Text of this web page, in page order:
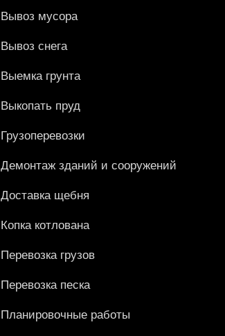
Вывоз мусора
Вывоз снега
Выемка грунта
Выкопать пруд
Грузоперевозки
Демонтаж зданий и сооружений
Доставка щебня
Копка котлована
Перевозка грузов
Перевозка песка
Планировочные работы